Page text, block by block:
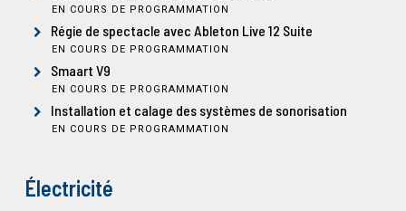
EN COURS DE PROGRAMMATION
Régie de spectacle avec Ableton Live 12 Suite
EN COURS DE PROGRAMMATION
Smaart V9
EN COURS DE PROGRAMMATION
Installation et calage des systèmes de sonorisation
EN COURS DE PROGRAMMATION
Électricité